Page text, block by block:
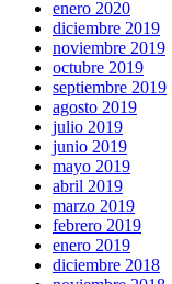
enero 2020
diciembre 2019
noviembre 2019
octubre 2019
septiembre 2019
agosto 2019
julio 2019
junio 2019
mayo 2019
abril 2019
marzo 2019
febrero 2019
enero 2019
diciembre 2018